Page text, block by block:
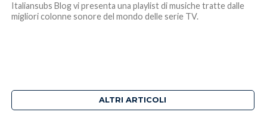
Italiansubs Blog vi presenta una playlist di musiche tratte dalle
migliori colonne sonore del mondo delle serie TV.
ALTRI ARTICOLI